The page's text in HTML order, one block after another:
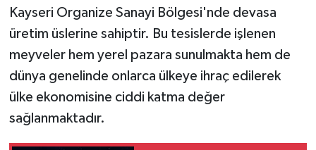
Kayseri Organize Sanayi Bölgesi'nde devasa
üretim üslerine sahiptir. Bu tesislerde işlenen
meyveler hem yerel pazara sunulmakta hem de
dünya genelinde onlarca ülkeye ihraç edilerek
ülke ekonomisine ciddi katma değer
sağlanmaktadır.